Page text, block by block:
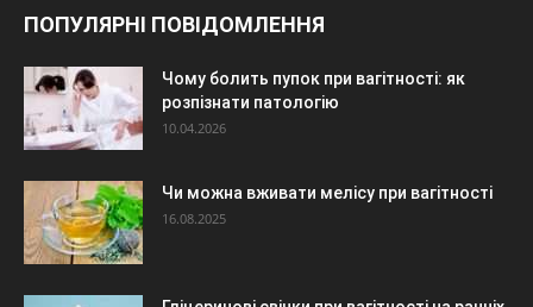
ПОПУЛЯРНІ ПОВІДОМЛЕННЯ
Чому болить пупок при вагітності: як
розпізнати патологію
10.04.2026
Чи можна вживати мелісу при вагітності
16.08.2025